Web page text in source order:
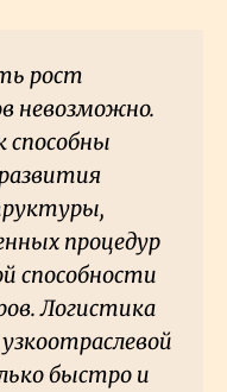
рост
невозможно.
способны
процедур
способности
Логистика
быстро и